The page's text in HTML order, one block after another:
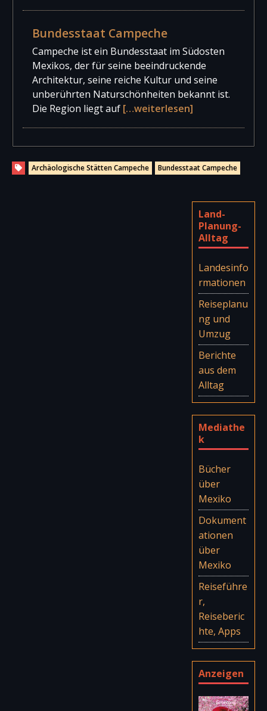
Bundesstaat Campeche
Campeche ist ein Bundesstaat im Südosten
Mexikos, der für seine beeindruckende
Architektur, seine reiche Kultur und seine
unberührten Naturschönheiten bekannt ist.
Die Region liegt auf […weiterlesen]
Archäologische Stätten Campeche Bundesstaat Campeche
Land-
Planung-
Alltag
Landesinfo
rmationen
Reiseplanu
ng und
Umzug
Berichte
aus dem
Alltag
Mediathe
k
Bücher
über
Mexiko
Dokument
ationen
über
Mexiko
Reiseführe
r,
Reiseberic
hte, Apps
Anzeigen